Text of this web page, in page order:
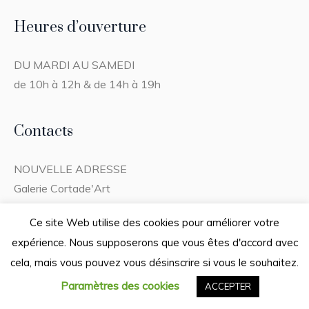
Heures d’ouverture
DU MARDI AU SAMEDI
de 10h à 12h & de 14h à 19h
Contacts
NOUVELLE ADRESSE
Galerie Cortade'Art
82000 MONTAUBAN
TEL. :05 63 91 44 92
cortade-art@orange.fr
bruno@cortade-art.com
Ce site Web utilise des cookies pour améliorer votre
expérience. Nous supposerons que vous êtes d'accord avec
cela, mais vous pouvez vous désinscrire si vous le souhaitez.
Paramètres des cookies ACCEPTER